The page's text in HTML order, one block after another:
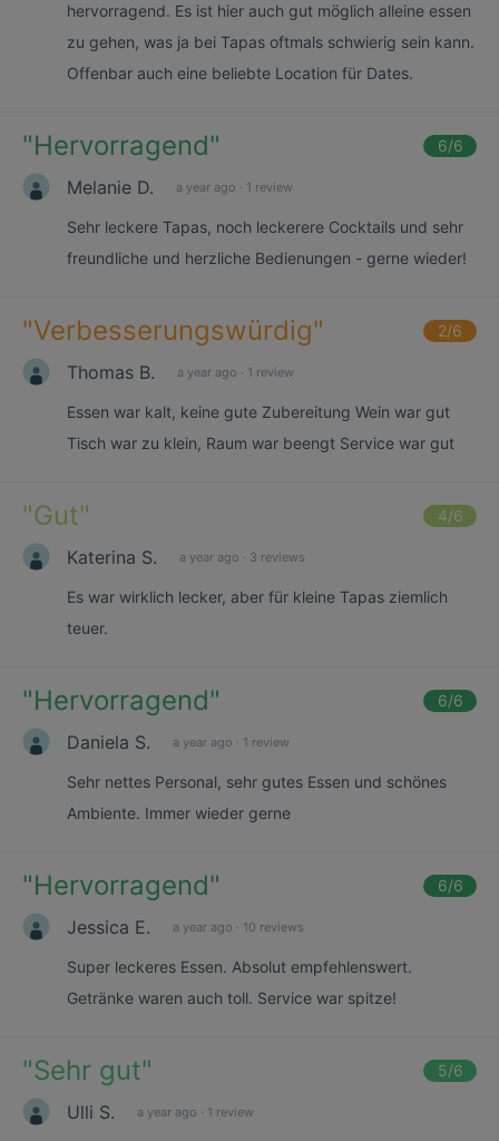
hervorragend. Es ist hier auch gut möglich alleine essen
zu gehen, was ja bei Tapas oftmals schwierig sein kann.
Offenbar auch eine beliebte Location für Dates.
"Hervorragend" 6/6
Melanie D. a year ago · 1 review
Sehr leckere Tapas, noch leckerere Cocktails und sehr
freundliche und herzliche Bedienungen - gerne wieder!
"Verbesserungswürdig" 2/6
Thomas B. a year ago · 1 review
Essen war kalt, keine gute Zubereitung Wein war gut
Tisch war zu klein, Raum war beengt Service war gut
"Gut" 4/6
Katerina S. a year ago · 3 reviews
Es war wirklich lecker, aber für kleine Tapas ziemlich
teuer.
"Hervorragend" 6/6
Daniela S. a year ago · 1 review
Sehr nettes Personal, sehr gutes Essen und schönes
Ambiente. Immer wieder gerne
"Hervorragend" 6/6
Jessica E. a year ago · 10 reviews
Super leckeres Essen. Absolut empfehlenswert.
Getränke waren auch toll. Service war spitze!
"Sehr gut" 5/6
Ulli S. a year ago · 1 review